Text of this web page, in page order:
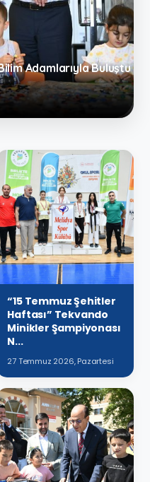
Tekvando Minikler
“15 Temmuz Şehitler
Haftası” Tekvando
Minikler Şampiyonası
N...
27 Temmuz 2026, Pazartesi